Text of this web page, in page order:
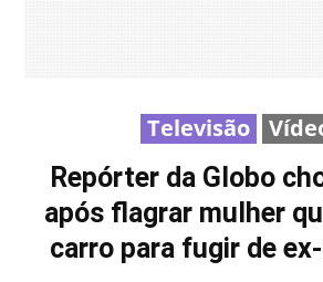
Televisão
Repórter da Globo
após flagrar mulher
carro para fugir de